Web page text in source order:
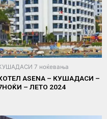
7 ноќевања
ASENA – КУШАДАСИ –
– ЛЕТО 2024